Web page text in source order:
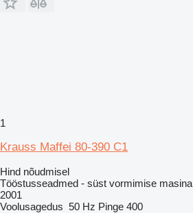
1
Krauss Maffei 80-390 C1
Hind nõudmisel
Tööstusseadmed - süst vormimise masina
2001
Voolusagedus 50 Hz Pinge 400